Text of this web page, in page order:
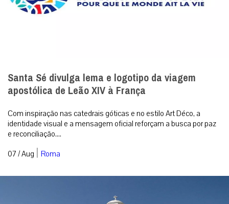
Santa Sé divulga lema e logotipo da viagem
apostólica de Leão XIV à França
Com inspiração nas catedrais góticas e no estilo Art Déco, a
identidade visual e a mensagem oficial reforçam a busca por paz
e reconciliação....
07 / Aug | Roma